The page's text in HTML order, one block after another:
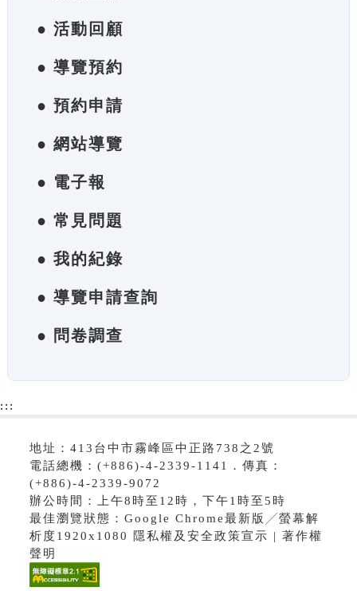
● 活動回顧
● 導覽預約
● 預約申請
● 網站導覽
● 電子報
● 常見問題
● 我的紀錄
● 導覽申請查詢
● 問卷調查
:::
地址：413台中市霧峰區中正路738之2號
電話總機：(+886)-4-2339-1141．傳真：
(+886)-4-2339-9072
辦公時間：上午8時至12時，下午1時至5時
最佳瀏覽狀態：Google Chrome最新版╱螢幕解
析度1920x1080 隱私權及安全政策宣示 | 著作權
聲明